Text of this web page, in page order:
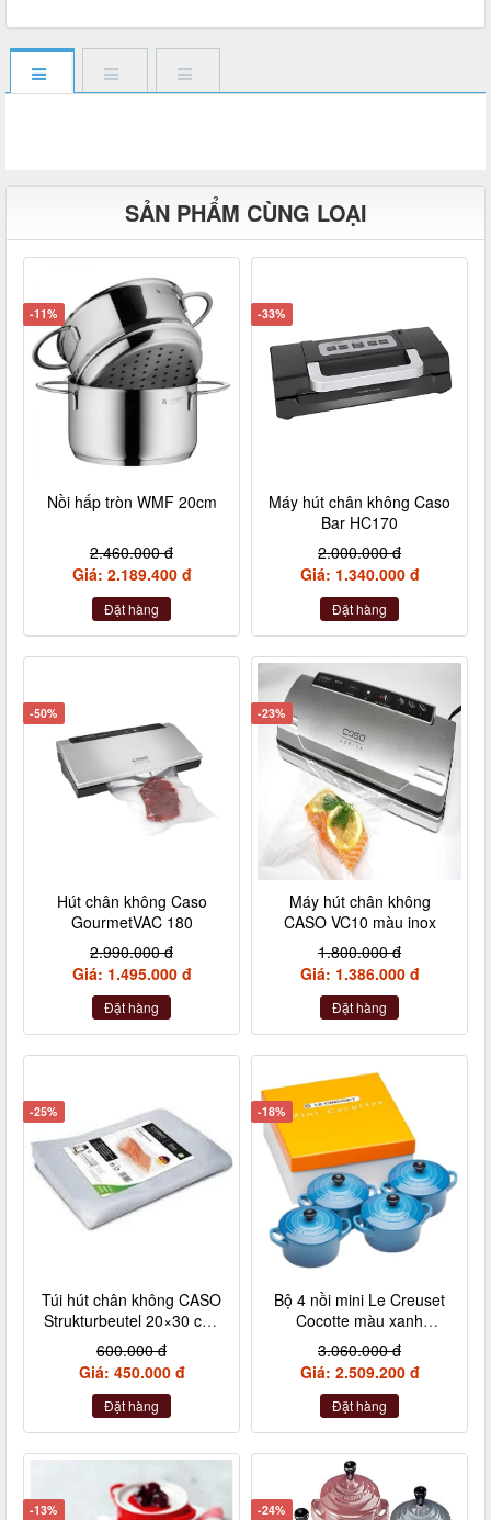
SẢN PHẨM CÙNG LOẠI
-11%
Nồi hấp tròn WMF 20cm
2.460.000 đ
Giá: 2.189.400 đ
Đặt hàng
-33%
Máy hút chân không Caso
Bar HC170
2.000.000 đ
Giá: 1.340.000 đ
Đặt hàng
-50%
Hút chân không Caso
GourmetVAC 180
2.990.000 đ
Giá: 1.495.000 đ
Đặt hàng
-23%
Máy hút chân không
CASO VC10 màu inox
1.800.000 đ
Giá: 1.386.000 đ
Đặt hàng
-25%
Túi hút chân không CASO
Strukturbeutel 20×30 cm,
50 Stück – Made in
Germany (không hộp)
600.000 đ
Giá: 450.000 đ
Đặt hàng
-18%
Bộ 4 nồi mini Le Creuset
Cocotte màu xanh
Marseile
3.060.000 đ
Giá: 2.509.200 đ
Đặt hàng
-13% -24%